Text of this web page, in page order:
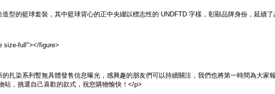
型的籃球套裝，其中籃球背心的正中央綴以標志性的 UNDFTD 字樣，彰顯品牌身份，延續
size-full"></figure>
扎染系列暫無具體發售信息曝光，感興趣的朋友們可以持續關注，我們也將第一時間為大家
站，挑選自己喜歡的款式，祝您購物愉快！</p>